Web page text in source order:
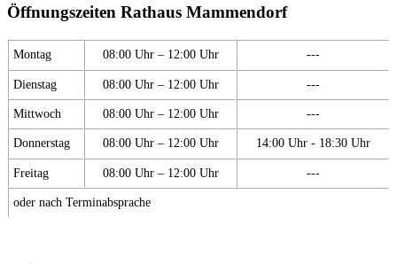
Öffnungszeiten Rathaus Mammendorf
Montag 08:00 Uhr – 12:00 Uhr ---
Dienstag 08:00 Uhr – 12:00 Uhr ---
Mittwoch 08:00 Uhr – 12:00 Uhr ---
Donnerstag 08:00 Uhr – 12:00 Uhr 14:00 Uhr - 18:30 Uhr
Freitag 08:00 Uhr – 12:00 Uhr ---
oder nach Terminabsprache